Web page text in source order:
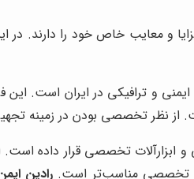
و معایب خاص خود را دارند. در
و ترافیکی در ایران است. این
از نظر تخصصی بودن در زمینه
و ابزارآلات تخصصی قرار داده
و تخصصی مناسب‌تر است.رادین